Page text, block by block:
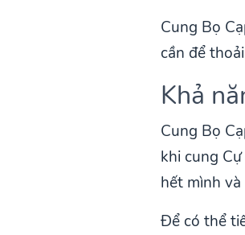
Cung Bọ
cần để
Khả
Cung Bọ
khi cung
hết mình
Để có thể